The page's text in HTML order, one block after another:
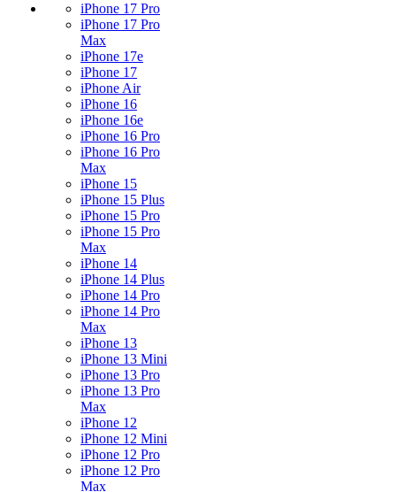
iPhone 17 Pro
iPhone 17 Pro
Max
iPhone 17e
iPhone 17
iPhone Air
iPhone 16
iPhone 16e
iPhone 16 Pro
iPhone 16 Pro
Max
iPhone 15
iPhone 15 Plus
iPhone 15 Pro
iPhone 15 Pro
Max
iPhone 14
iPhone 14 Plus
iPhone 14 Pro
iPhone 14 Pro
Max
iPhone 13
iPhone 13 Mini
iPhone 13 Pro
iPhone 13 Pro
Max
iPhone 12
iPhone 12 Mini
iPhone 12 Pro
iPhone 12 Pro
Max